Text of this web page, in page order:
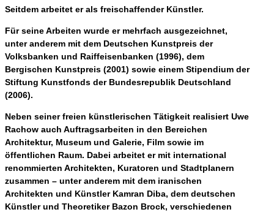
Seitdem arbeitet er als freischaffender Künstler.
Für seine Arbeiten wurde er mehrfach ausgezeichnet,
unter anderem mit dem Deutschen Kunstpreis der
Volksbanken und Raiffeisenbanken (1996), dem
Bergischen Kunstpreis (2001) sowie einem Stipendium der
Stiftung Kunstfonds der Bundesrepublik Deutschland
(2006).
Neben seiner freien künstlerischen Tätigkeit realisiert Uwe
Rachow auch Auftragsarbeiten in den Bereichen
Architektur, Museum und Galerie, Film sowie im
öffentlichen Raum. Dabei arbeitet er mit international
renommierten Architekten, Kuratoren und Stadtplanern
zusammen – unter anderem mit dem iranischen
Architekten und Künstler Kamran Diba, dem deutschen
Künstler und Theoretiker Bazon Brock, verschiedenen